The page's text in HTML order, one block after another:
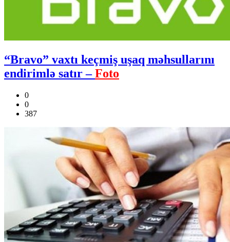
“Bravo” vaxtı keçmiş uşaq məhsullarını
endirimlə satır –Foto
0
0
387